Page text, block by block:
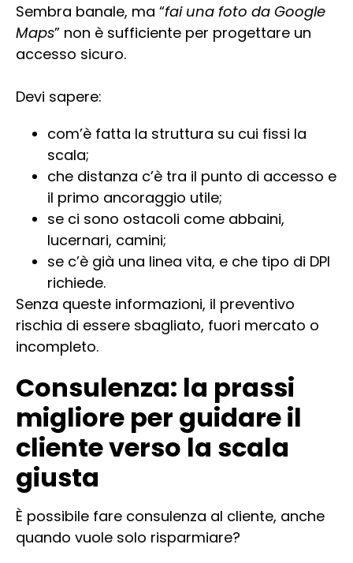
Sembra banale, ma “fai una foto da Google
Maps” non è sufficiente per progettare un
accesso sicuro.
Devi sapere:
com’è fatta la struttura su cui fissi la
scala;
che distanza c’è tra il punto di accesso e
il primo ancoraggio utile;
se ci sono ostacoli come abbaini,
lucernari, camini;
se c’è già una linea vita, e che tipo di DPI
richiede.
Senza queste informazioni, il preventivo
rischia di essere sbagliato, fuori mercato o
incompleto.
Consulenza: la prassi
migliore per guidare il
cliente verso la scala
giusta
È possibile fare consulenza al cliente, anche
quando vuole solo risparmiare?